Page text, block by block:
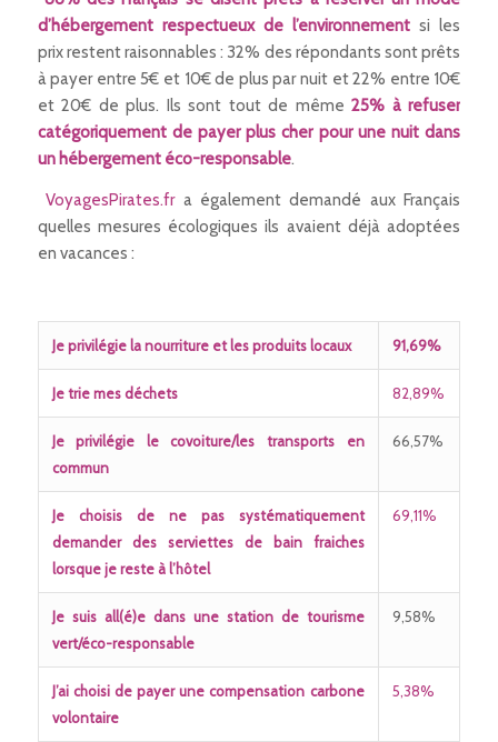
d’hébergement respectueux de l’environnement si les
prix restent raisonnables : 32% des répondants sont prêts
à payer entre 5€ et 10€ de plus par nuit et 22% entre 10€
et 20€ de plus. Ils sont tout de même25% à refuser
catégoriquement de payer plus cher pour une nuit dans
un hébergement éco-responsable.
VoyagesPirates.fra également demandé aux Français
quelles mesures écologiques ils avaient déjà adoptées
en vacances :
Je privilégie la nourriture et les produits locaux 91,69%
Je trie mes déchets 82,89%
Je privilégie le covoiture/les transports en
commun
66,57%
Je choisis de ne pas systématiquement
demander des serviettes de bain fraiches
lorsque je reste à l’hôtel
69,11%
Je suis all(é)e dans une station de tourisme
vert/éco-responsable
9,58%
J’ai choisi de payer une compensation carbone
volontaire
5,38%